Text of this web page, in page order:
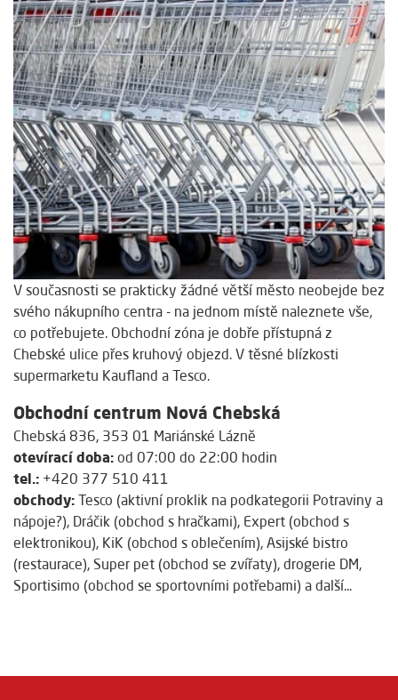
V současnosti se prakticky žádné větší město neobejde bez
svého nákupního centra - na jednom místě naleznete vše,
co potřebujete. Obchodní zóna je dobře přístupná z
Chebské ulice přes kruhový objezd. V těsné blízkosti
supermarketu Kaufland a Tesco.
Obchodní centrum Nová Chebská
Chebská 836, 353 01 Mariánské Lázně
otevírací doba: od 07:00 do 22:00 hodin
tel.: +420 377 510 411
obchody: Tesco (aktivní proklik na podkategorii Potraviny a
nápoje?), Dráčik (obchod s hračkami), Expert (obchod s
elektronikou), KiK (obchod s oblečením), Asijské bistro
(restaurace), Super pet (obchod se zvířaty), drogerie DM,
Sportisimo (obchod se sportovními potřebami) a další...